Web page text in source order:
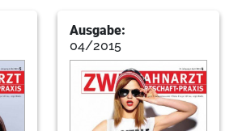
fördern Umsatz und
Ausgabe:
04/2015